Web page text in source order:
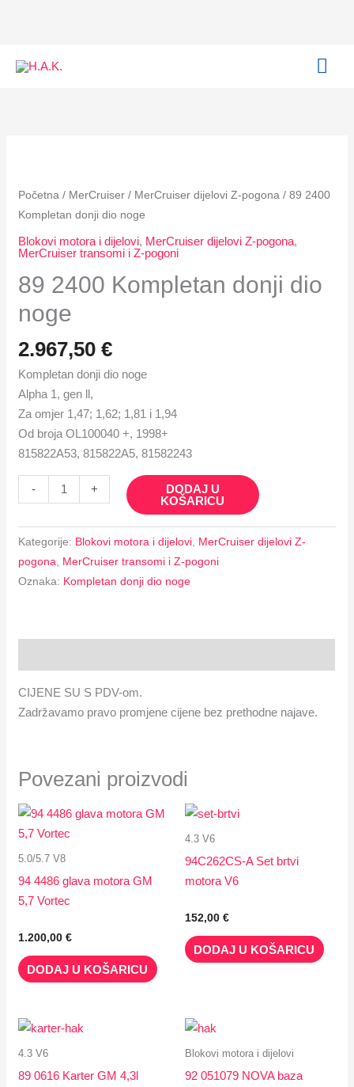
Početna / MerCruiser / MerCruiser dijelovi Z-pogona / 89 2400
Kompletan donji dio noge
Blokovi motora i dijelovi, MerCruiser dijelovi Z-pogona,
MerCruiser transomi i Z-pogoni
89 2400 Kompletan donji dio
noge
2.967,50€
Kompletan donji dio noge
Alpha 1, gen ll,
Za omjer 1,47; 1,62; 1,81 i 1,94
Od broja OL100040 +, 1998+
815822A53, 815822A5, 81582243
-
Kompletan
donji
noge
+
DODAJ U
KOŠARICU
Kategorije: Blokovi motora i dijelovi, MerCruiser dijelovi Z-
pogona, MerCruiser transomi i Z-pogoni
Oznaka: Kompletan donji dio noge
CIJENE SU S PDV-om.
Zadržavamo pravo promjene cijene bez prethodne najave.
Povezani proizvodi
5.0/5.7 V8
94 4486 glava motora GM
5,7 Vortec
1.200,00€
DODAJ U KOŠARICU
4.3 V6
94C262CS-A Set brtvi
motora V6
152,00 €
DODAJ U KOŠARICU
4.3 V6
89 0616 Karter GM 4,3l
Blokovi motora i dijelovi
92 051079 NOVA baza
noge